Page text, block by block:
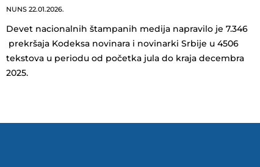
NUNS 22.01.2026.
Devet nacionalnih štampanih medija napravilo je 7.346
prekršaja Kodeksa novinara i novinarki Srbije u 4506
tekstova u periodu od početka jula do kraja decembra
2025.